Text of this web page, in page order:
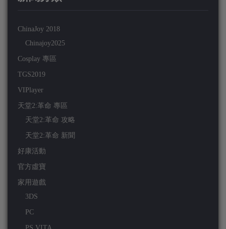
ChinaJoy 2018
Chinajoy2025
Cosplay 專區
TGS2019
VIPlayer
天堂2:革命 專區
天堂2:革命 攻略
天堂2:革命 新聞
好康活動
官方虛寶
家用遊戲
3DS
PC